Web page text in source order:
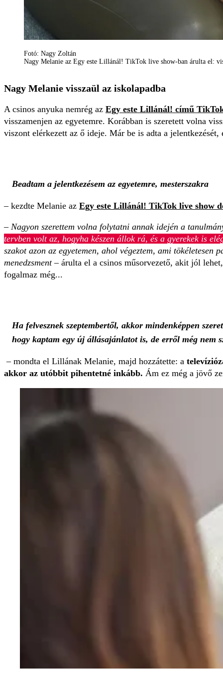
Fotó: Nagy Zoltán
Nagy Melanie az Egy este Lillánál! TikTok live show-ban árulta el:
Nagy Melanie visszaül az iskolapadba
A csinos anyuka nemrég az Egy este Lillánál! című
visszamenjen az egyetemre. Korábban is szeretett volna
viszont elérkezett az ő ideje. Már be is adta a
Beadtam a jelentkezésem az egyetemre, mesterszakra
– kezdte Melanie az Egy este Lillánál! TikTok live show
– Nagyon szerettem volna folytatni annak idején a
tervben volt az, hogyha készen állok rá, és a gyerekek is
szakot azon az egyetemen, ahol végeztem, ami tökéletesen
menedzsment –árulta el a csinos műsorvezető, akit jól
fogalmaz még...
Ha felvesznek szeptembertől, akkor mindenképpen
hogy kaptam egy új állásajánlatot is, de erről még nem
– mondta el Lillának Melanie, majd hozzátette: a
akkor az utóbbit pihentetné inkább. Ám ez még a jövő